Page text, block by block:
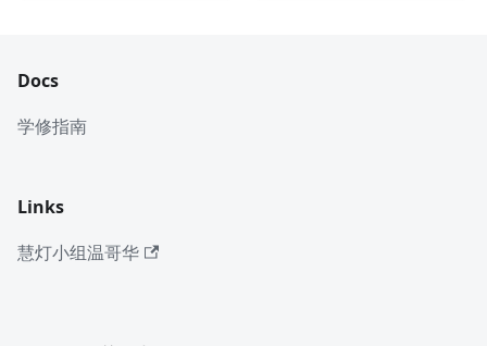
Docs
学修指南
Links
慧灯小组温哥华